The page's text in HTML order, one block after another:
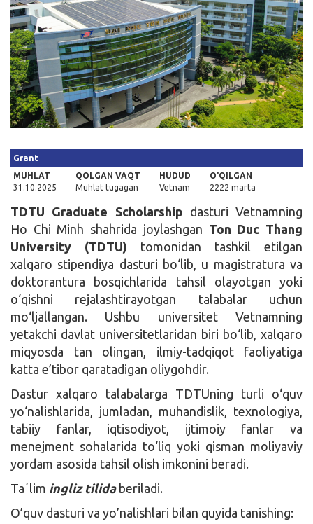
Grant
MUHLAT
31.10.2025
QOLGAN VAQT
Muhlat tugagan
HUDUD
Vetnam
O'QILGAN
2222 marta
TDTU Graduate Scholarship dasturi Vetnamning
Ho Chi Minh shahrida joylashgan Ton Duc Thang
University (TDTU) tomonidan tashkil etilgan
xalqaro stipendiya dasturi bo‘lib, u magistratura va
doktorantura bosqichlarida tahsil olayotgan yoki
o‘qishni rejalashtirayotgan talabalar uchun
mo‘ljallangan. Ushbu universitet Vetnamning
yetakchi davlat universitetlaridan biri bo‘lib, xalqaro
miqyosda tan olingan, ilmiy-tadqiqot faoliyatiga
katta e’tibor qaratadigan oliygohdir.
Dastur xalqaro talabalarga TDTUning turli o‘quv
yo‘nalishlarida, jumladan, muhandislik, texnologiya,
tabiiy fanlar, iqtisodiyot, ijtimoiy fanlar va
menejment sohalarida to‘liq yoki qisman moliyaviy
yordam asosida tahsil olish imkonini beradi.
Taʼlim ingliz tilida beriladi.
O’quv dasturi va yo’nalishlari bilan quyida tanishing: